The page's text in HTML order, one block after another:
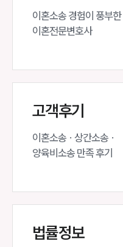
이혼소송 경험이 풍부한
이혼전문변호사
고객후기
이혼소송 · 상간소송 ·
양육비소송 만족 후기
법률정보